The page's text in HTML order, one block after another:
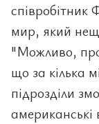
мир, який
"Можливо,
що за кілька
підрозділи